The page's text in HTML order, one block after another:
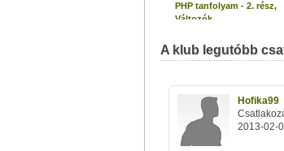
PHP tanfolyam - 2. rész,
Változók
A klub legutóbb
Hofika99
2013-02-